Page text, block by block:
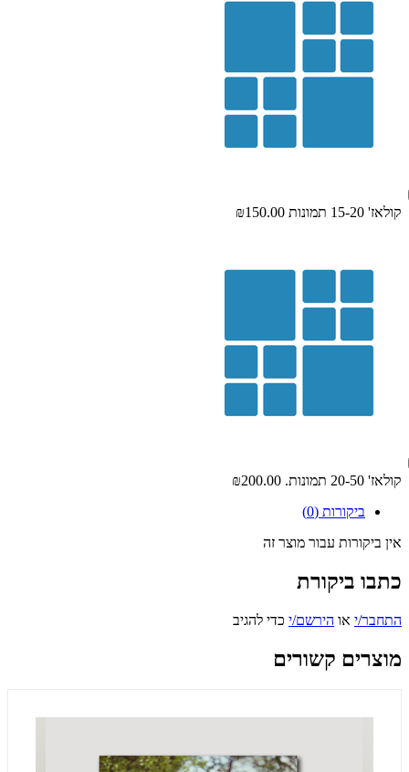
קולאז' 15-20 תמונות ₪150.00
קולאז' 20-50 תמונות.
₪200.00
ביקורות (0)
אין ביקורות עבור מוצר זה
כתבו ביקורת
התחבר/י או הירשם/י כדי להגיב
מוצרים קשורים